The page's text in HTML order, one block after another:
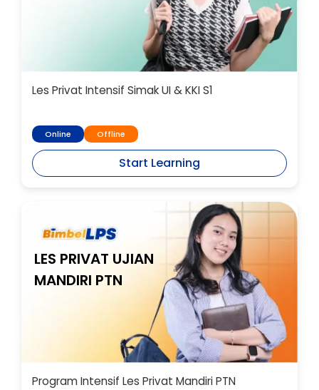
Les Privat Intensif Simak UI & KKI S1
Online Offline
Start Learning
LES PRIVAT UJIAN
MANDIRI PTN
Program Intensif Les Privat Mandiri PTN